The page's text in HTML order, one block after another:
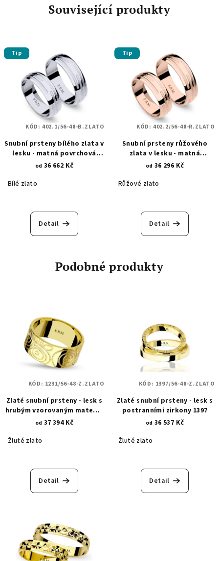
Související produkty
Tip
Snubní prsteny bílého zlata v
lesku - matná povrchová
úprava - vodorovné linie
od 36 662 Kč
Bílé zlato
Detail
KÓD: 402.1/56-48-B.ZLATO
Tip
Snubní prsteny růžového
zlata v lesku - matná
povrchová úprava -
od 36 296 Kč
Růžové zlato
Detail
KÓD: 402.2/56-48-R.ZLATO
Podobné produkty
Zlaté snubní prsteny - lesk s
hrubým vzorovaným matem -
kruhové vzory 1231
od 37 394 Kč
Žluté zlato
Detail
KÓD: 1231/56-48-Z.ZLATO
Zlaté snubní prsteny - lesk s
postranními zirkony 1397
od 36 537 Kč
Žluté zlato
Detail
KÓD: 1397/56-48-Z.ZLATO